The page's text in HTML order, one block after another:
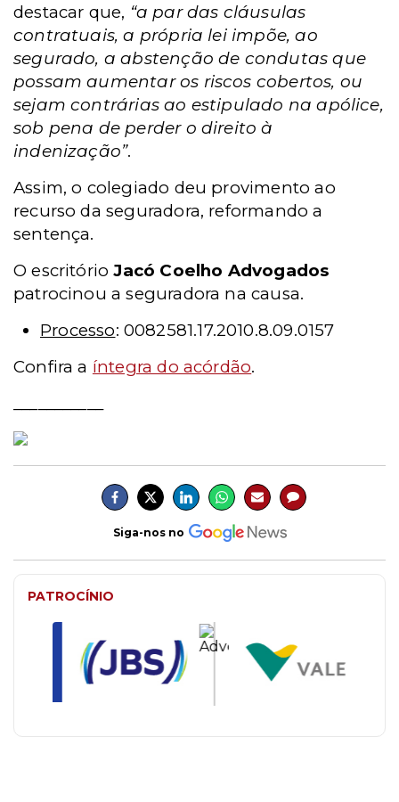
destacar que, “a par das cláusulas
contratuais, a própria lei impõe, ao
segurado, a abstenção de condutas que
possam aumentar os riscos cobertos, ou
sejam contrárias ao estipulado na apólice,
sob pena de perder o direito à
indenização”.
Assim, o colegiado deu provimento ao
recurso da seguradora, reformando a
sentença.
O escritórioJacó Coelho Advogados
patrocinou a seguradora na causa.
Processo: 0082581.17.2010.8.09.0157
Confira a íntegra do acórdão.
Siga-nos no
PATROCÍNIO